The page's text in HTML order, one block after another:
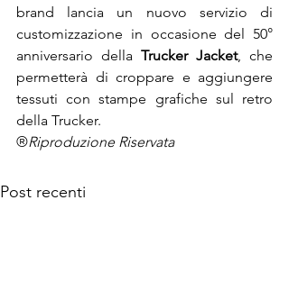
brand lancia un nuovo servizio di
customizzazione in occasione del 50°
anniversario della Trucker Jacket, che
permetterà di croppare e aggiungere
tessuti con stampe grafiche sul retro
della Trucker.
®Riproduzione Riservata
Post recenti